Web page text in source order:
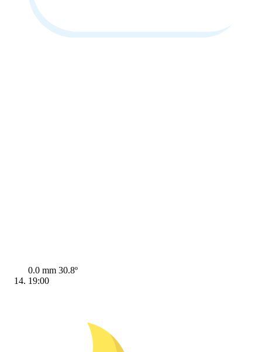
0.0 mm 30.8º
19:00